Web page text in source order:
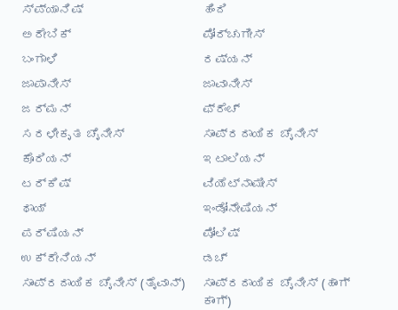
ಸ್ಪ್ಯಾನಿಷ್
ಹಿಂದಿ
ಅರೇಬಿಕ್
ಪೋರ್ಚುಗೀಸ್
ಬಂಗಾಳಿ
ರಷ್ಯನ್
ಜಾಪಾನೀಸ್
ಜಾವಾನೀಸ್
ಜರ್ಮನ್
ಫ್ರೆಂಚ್
ಸರಳೀಕೃತ ಚೈನೀಸ್
ಸಾಂಪ್ರದಾಯಿಕ ಚೈನೀಸ್
ಕೊರಿಯನ್
ಇಟಾಲಿಯನ್
ಟರ್ಕಿಷ್
ವಿಯೆಟ್ನಾಮೀಸ್
ಥಾಯ್
ಇಂಡೋನೇಷಿಯನ್
ಪರ್ಷಿಯನ್
ಪೋಲಿಷ್
ಉಕ್ರೇನಿಯನ್
ಡಚ್
ಸಾಂಪ್ರದಾಯಿಕ ಚೈನೀಸ್ (ತೈವಾನ್)
ಸಾಂಪ್ರದಾಯಿಕ ಚೈನೀಸ್ (ಹಾಂಗ್
ಕಾಂಗ್)